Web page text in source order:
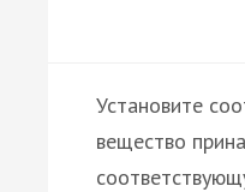
Установите
вещество